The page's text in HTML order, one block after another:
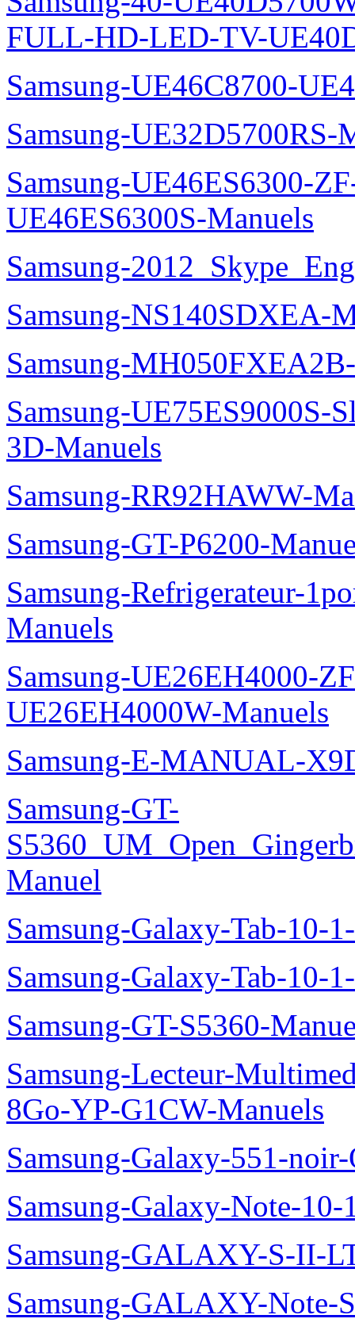
FULL-HD-LED-TV-
Samsung-UE46C8700-
Samsung-UE32D5700RS-
Samsung-UE46ES6300-
UE46ES6300S-Manuels
Samsung-
Samsung-NS140SDXEA-
Samsung-
Samsung-
3D-Manuels
Samsung-RR92HAWW-
Samsung-GT-P6200-
Samsung-Refrigerateur-
Manuels
Samsung-UE26EH4000-
UE26EH4000W-Manuels
Samsung-E-MANUAL-
Samsung-GT-
Manuel
Samsung-Galaxy-Tab-10-
Samsung-Galaxy-Tab-10-
Samsung-GT-S5360-
Samsung-Lecteur-
8Go-YP-G1CW-Manuels
Samsung-Galaxy-551-
Samsung-Galaxy-Note-
Samsung-GALAXY-S-II-
Samsung-GALAXY-Note-